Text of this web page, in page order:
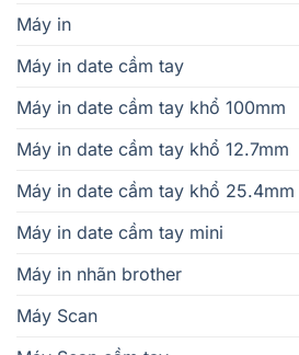
Máy in
Máy in date cầm tay
Máy in date cầm tay khổ 100mm
Máy in date cầm tay khổ 12.7mm
Máy in date cầm tay khổ 25.4mm
Máy in date cầm tay mini
Máy in nhãn brother
Máy Scan